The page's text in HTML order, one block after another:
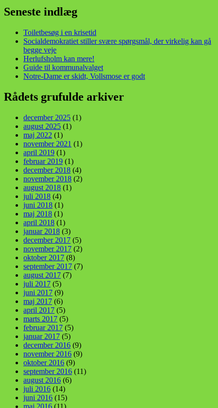
Seneste indlæg
Toiletbesøg i en krisetid
Socialdemokratiet stiller svære spørgsmål, der virkelig kan gå
begge veje
Herlufsholm kan mere!
Guide til kommunalvalget
Notre-Dame er skidt, Vollsmose er godt
Rådets grufulde arkiver
december 2025 (1)
august 2025 (1)
maj 2022 (1)
november 2021 (1)
april 2019 (1)
februar 2019 (1)
december 2018 (4)
november 2018 (2)
august 2018 (1)
juli 2018 (4)
juni 2018 (1)
maj 2018 (1)
april 2018 (1)
januar 2018 (3)
december 2017 (5)
november 2017 (2)
oktober 2017 (8)
september 2017 (7)
august 2017 (7)
juli 2017 (5)
juni 2017 (9)
maj 2017 (6)
april 2017 (5)
marts 2017 (5)
februar 2017 (5)
januar 2017 (5)
december 2016 (9)
november 2016 (9)
oktober 2016 (9)
september 2016 (11)
august 2016 (6)
juli 2016 (14)
juni 2016 (15)
maj 2016 (11)